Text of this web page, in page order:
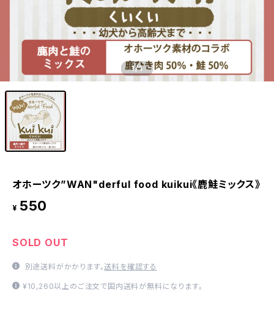
1/1
オホーツク”WAN"derful food kuikui《鹿鮭ミックス》
¥ 550
SOLD OUT
別途送料がかかります。送料を確認する
¥10,260以上のご注文で国内送料が無料になります。